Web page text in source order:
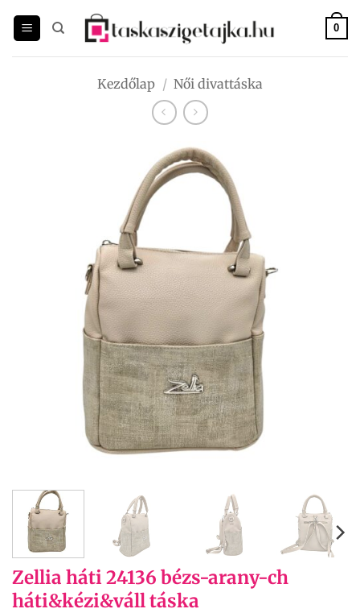
0
Kezdőlap / Női divattáska
Zellia háti 24136 bézs-arany-ch
háti&kézi&váll táska